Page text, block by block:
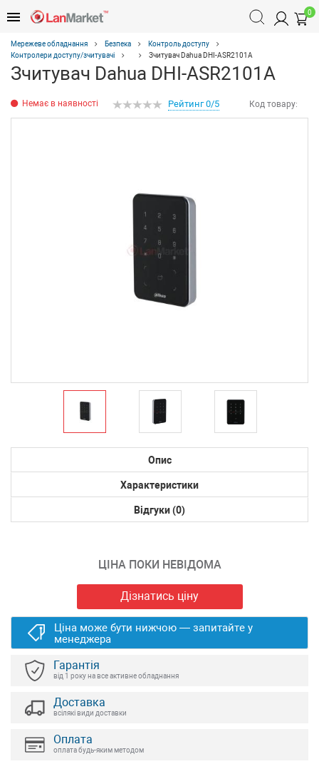
0
Мережеве обладнання Безпека
Контроль доступу
Контролери доступу/зчитувачі
Зчитувач Dahua DHI-ASR2101A
Зчитувач Dahua DHI-ASR2101A
Немає в наявності Код товару:
Рейтинг 0/5
Опис
Характеристики
Відгуки (0)
ЦІНА ПОКИ НЕВІДОМА
Дізнатись ціну
Ціна може бути нижчою — запитайте у
менеджера
Гарантія
від 1 року на все активне обладнання
Доставка
всілякі види доставки
Оплата
оплата будь-яким методом